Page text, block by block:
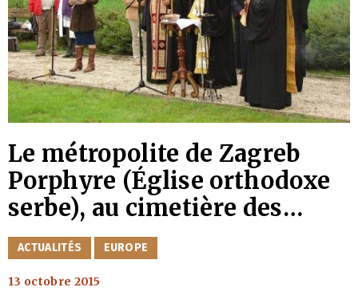
Le métropolite de Zagreb
Porphyre (Église orthodoxe
serbe), au cimetière des
enfants de Sisak (Croatie),
victimes des oustachis :
« Chaque souffrance
CATÉGORIES
ACTUALITÉS EUROPE
13 octobre 2015